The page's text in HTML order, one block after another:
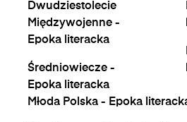
Dwudziestolecie
Międzywojenne -
Epoka literacka
Średniowiecze -
Epoka literacka
Młoda Polska - Epoka